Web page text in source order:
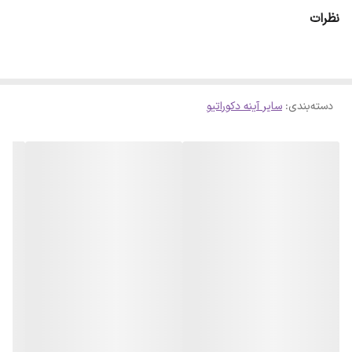
با چشم قابل تشخیص نمیباشد
نظرات
دسته‌بندی: سایر آینه دکوراتیو